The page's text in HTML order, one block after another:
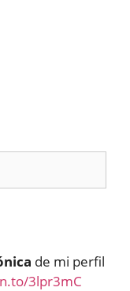
de mi perfil
3lpr3mC